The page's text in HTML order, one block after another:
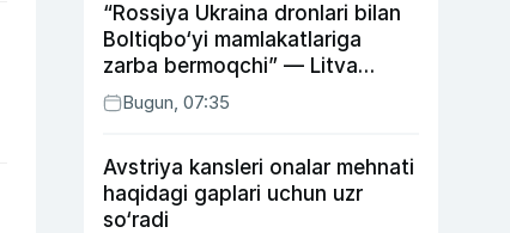
“Rossiya Ukraina dronlari bilan
Boltiqbo‘yi mamlakatlariga
zarba bermoqchi” — Litva
mudofaa vaziri
Bugun, 07:35
Avstriya kansleri onalar mehnati
haqidagi gaplari uchun uzr
so‘radi